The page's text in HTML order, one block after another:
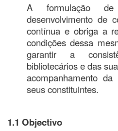
A formulação
desenvolvimento de
contínua e obriga a
condições dessa
garantir a
bibliotecários e das
acompanhamento
seus constituintes.
1.1 Objectivo